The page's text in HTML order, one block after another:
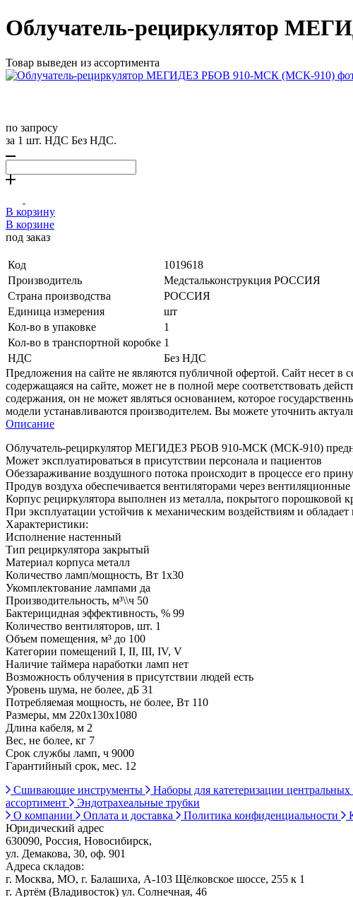
Облучатель-рециркулятор
Товар выведен из ассортимента
по запросу
за 1 шт. НДС Без НДС.
В корзину
В корзине
под заказ
Код
1019618
Производитель
Медстальконструкция РОССИЯ
Страна производства
РОССИЯ
Единица измерения
шт
Кол-во в упаковке
1
Кол-во в транспортной коробке 1
НДС
Без НДС
Предложения на сайте не являются публичной офертой. Сайт несет
содержащаяся на сайте, может не в полной мере соответствовать
содержания, он не может являться основанием, которое
модели устанавливаются производителем. Вы можете уточнить
Описание
Облучатель-рециркулятор МЕГИДЕЗ РБОВ 910-МСК (МСК-910)
Может эксплуатироваться в присутствии персонала и пациентов
Обеззараживание воздушного потока происходит в процессе его
Продув воздуха обеспечивается вентиляторами через
Корпус рециркулятора выполнен из металла, покрытого порошковой
При эксплуатации устойчив к механическим воздействиям и
Характеристики:
Исполнение настенный
Тип рециркулятора закрытый
Материал корпуса металл
Количество ламп/мощность, Вт 1х30
Укомплектование лампами да
Производительность, м³\\ч 50
Бактерицидная эффективность, % 99
Количество вентиляторов, шт. 1
Объем помещения, м³ до 100
Категории помещений I, II, III, IV, V
Наличие таймера наработки ламп нет
Возможность облучения в присутствии людей есть
Уровень шума, не более, дБ 31
Потребляемая мощность, не более, Вт 110
Размеры, мм 220х130х1080
Длина кабеля, м 2
Вес, не более, кг 7
Срок службы ламп, ч 9000
Гарантийный срок, мес. 12
Сшивающие инструменты
Наборы для катетеризации
ассортимент
Эндотрахеальные трубки
О компании
Оплата и доставка Политика конфиденциальности
Юридический адрес
630090, Россия, Новосибирск,
ул. Демакова, 30, оф. 901
Адреса складов:
г. Москва, МО, г. Балашиха, А-103 Щёлковское шоссе, 255 к 1
г. Артём (Владивосток) ул. Солнечная, 46